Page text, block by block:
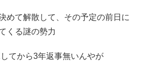
めて解散して、その予定の前日に
くる謎の勢力
てから3年返事無いんやが